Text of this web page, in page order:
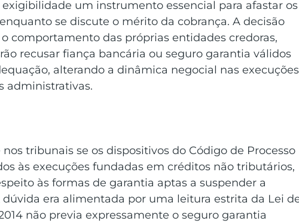
um instrumento essencial para afastar
se discute o mérito da cobrança. A decisão
comportamento das próprias entidades credoras,
recusar fiança bancária ou seguro garantia válidos
alterando a dinâmica negocial nas
administrativas.
tribunais se os dispositivos do Código de Processo
às execuções fundadas em créditos não tributários,
às formas de garantia aptas a suspender a
era alimentada por uma leitura estrita da Lei
não previa expressamente o seguro garantia